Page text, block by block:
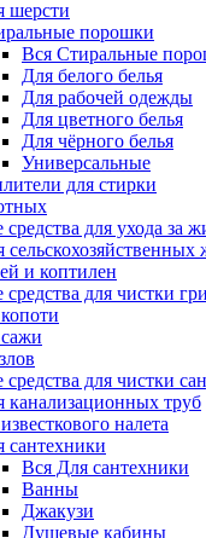
шерсти
порошки
Вся Стиральные
Для белого белья
Для рабочей одежды
Для цветного белья
Для чёрного белья
Универсальные
для стирки
средства для ухода за
и коптилен
средства для чистки
средства для чистки
канализационных труб
налета
сантехники
Вся Для сантехники
Ванны
Джакузи
Душевые кабины